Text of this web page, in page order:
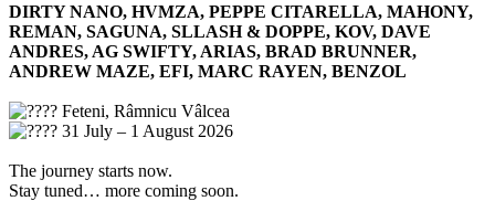
DIRTY NANO, HVMZA, PEPPE CITARELLA, MAHONY,
REMAN, SAGUNA, SLLASH & DOPPE, KOV, DAVE
ANDRES, AG SWIFTY, ARIAS, BRAD BRUNNER,
ANDREW MAZE, EFI, MARC RAYEN, BENZOL
Feteni, Râmnicu Vâlcea
31 July – 1 August 2026
The journey starts now.
Stay tuned… more coming soon.